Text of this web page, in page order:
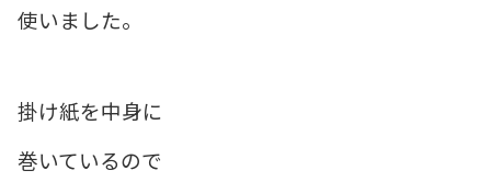
使いました。
掛け紙を中身に
巻いているので